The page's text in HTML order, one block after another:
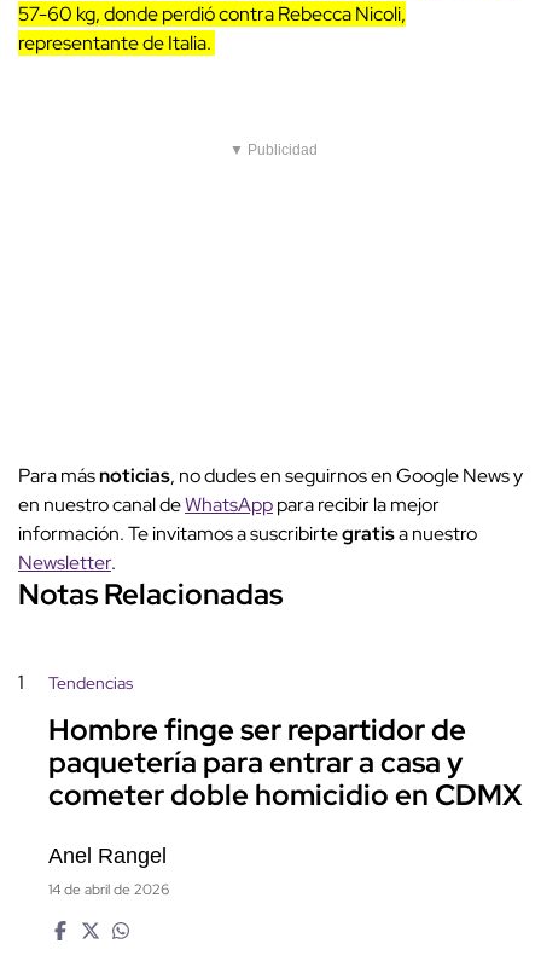
57-60 kg, donde perdió contra Rebecca Nicoli,
representante de Italia.
▼ Publicidad
Para másnoticias, no dudes en seguirnos en Google News y
en nuestro canal deWhatsApppara recibir la mejor
información. Te invitamos a suscribirtegratisa nuestro
Newsletter.
Notas Relacionadas
1 Tendencias
Hombre finge ser repartidor de
paquetería para entrar a casa y
cometer doble homicidio en CDMX
Anel Rangel
14 de abril de 2026